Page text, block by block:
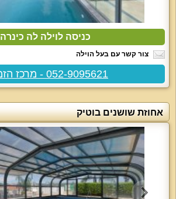
כניסה לוילה לה כינרה
צור קשר עם בעל הוילה
052-9095621 - מרכז הזמנות
אחוזת שושנים בוטיק